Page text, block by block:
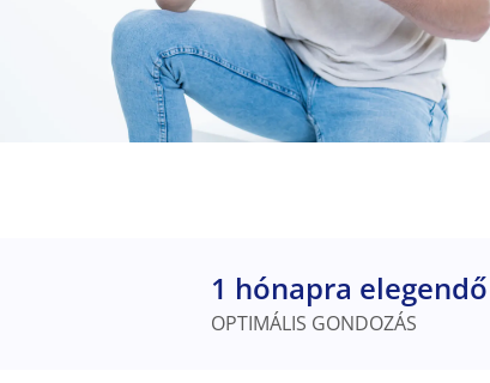
1 hónapra elegendő
OPTIMÁLIS GONDOZÁS